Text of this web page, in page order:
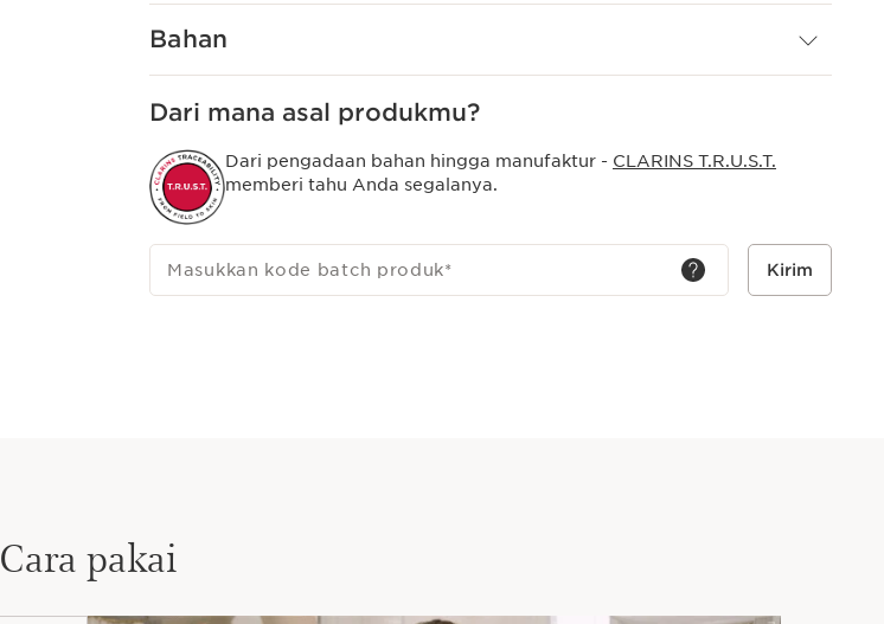
Bahan
Dari mana asal produkmu?
Dari pengadaan bahan hingga manufaktur - CLARINS T.R.U.S.T.
memberi tahu Anda segalanya.
Masukkan kode batch produk* Kirim
Cara pakai